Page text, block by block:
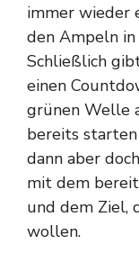
immer wieder
den Ampeln
Schließlich
einen
grünen Welle
bereits
dann aber
mit dem
und dem Ziel,
wollen.